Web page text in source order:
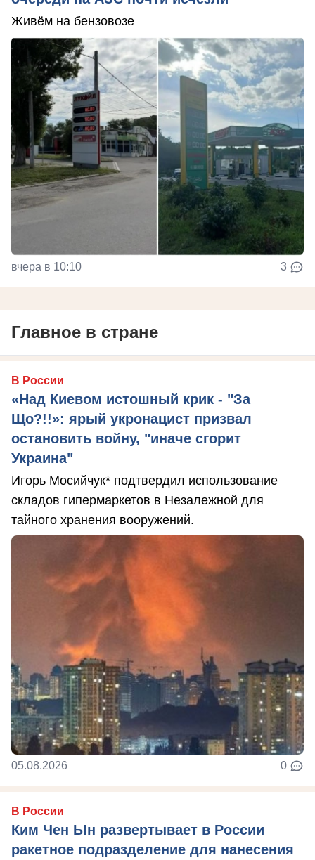
Живём на бензовозе
вчера в 10:10 3
Главное в стране
В России
«Над Киевом истошный крик - "За
Що?!!»: ярый укронацист призвал
остановить войну, "иначе сгорит
Украина"
Игорь Мосийчук* подтвердил использование
складов гипермаркетов в Незалежной для
тайного хранения вооружений.
05.08.2026 0
В России
Ким Чен Ын развертывает в России
ракетное подразделение для нанесения